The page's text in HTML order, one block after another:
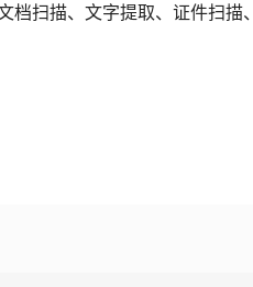
扫描、文字提取、证件扫描